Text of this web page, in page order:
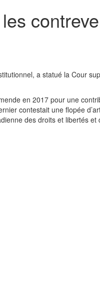
a statué la Cour
en 2017 pour une
contestait une flopée
des droits et libertés